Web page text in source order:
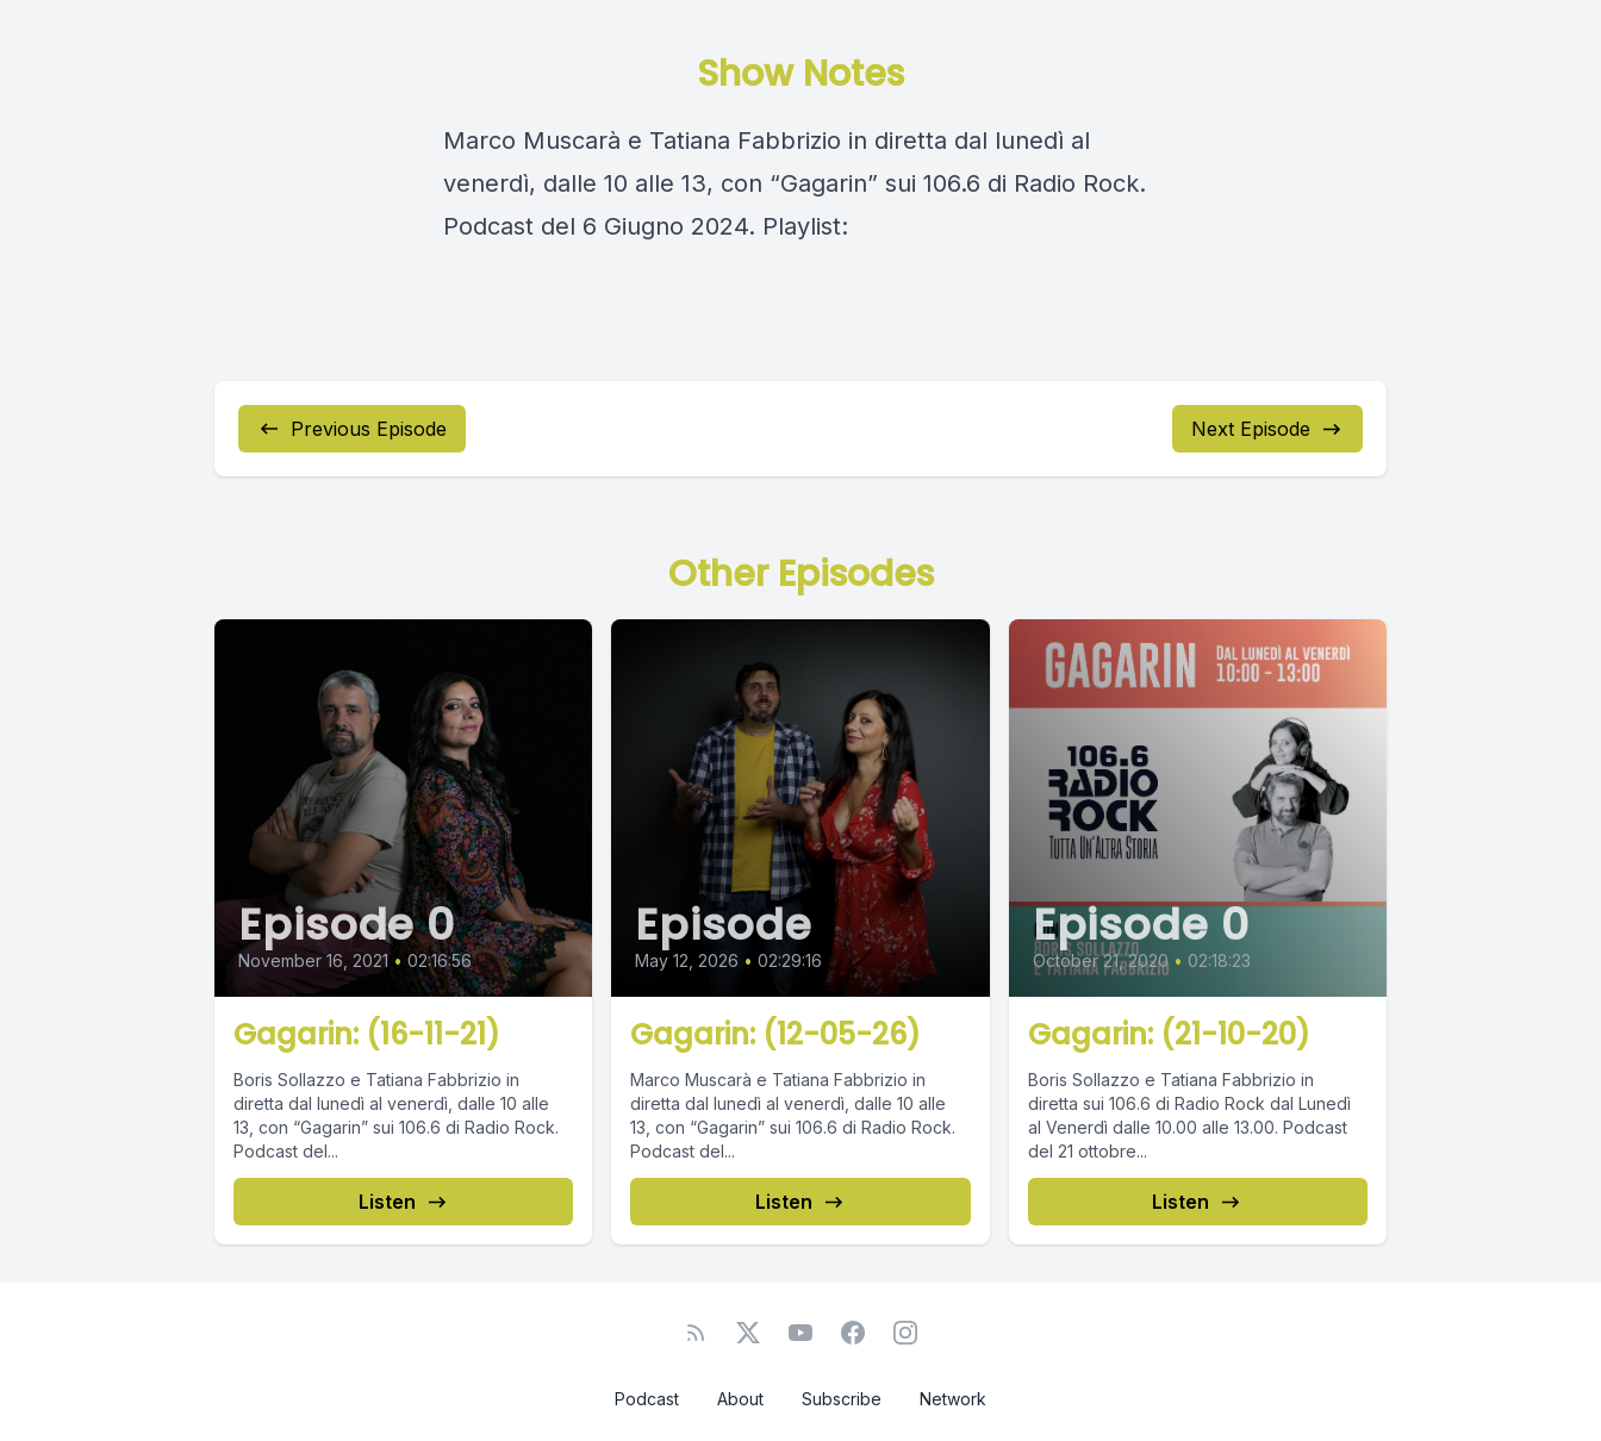
Show Notes
Marco Muscarà e Tatiana Fabbrizio in diretta dal lunedì al
venerdì, dalle 10 alle 13, con “Gagarin” sui 106.6 di Radio Rock.
Podcast del 6 Giugno 2024. Playlist:
Previous Episode Next Episode
Other Episodes
Episode 0
November 16, 2021 • 02:16:56
Gagarin: (16-11-21)
Boris Sollazzo e Tatiana Fabbrizio in
diretta dal lunedì al venerdì, dalle 10 alle
13, con “Gagarin” sui 106.6 di Radio Rock.
Podcast del...
Listen
Episode
May 12, 2026 • 02:29:16
Gagarin: (12-05-26)
Marco Muscarà e Tatiana Fabbrizio in
diretta dal lunedì al venerdì, dalle 10 alle
13, con “Gagarin” sui 106.6 di Radio Rock.
Podcast del...
Listen
Episode 0
October 21, 2020 • 02:18:23
Gagarin: (21-10-20)
Boris Sollazzo e Tatiana Fabbrizio in
diretta sui 106.6 di Radio Rock dal Lunedì
al Venerdì dalle 10.00 alle 13.00. Podcast
del 21 ottobre...
Listen
Podcast About Subscribe Network